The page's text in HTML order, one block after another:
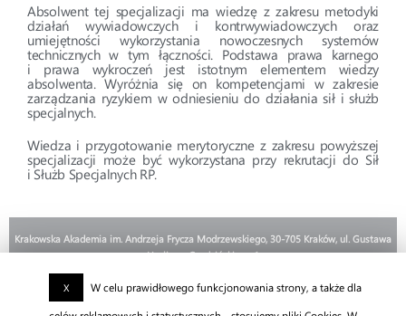
Absolwent tej specjalizacji ma wiedzę z zakresu metodyki
działań wywiadowczych i kontrwywiadowczych oraz
umiejętności wykorzystania nowoczesnych systemów
technicznych w tym łączności. Podstawa prawa karnego
i prawa wykroczeń jest istotnym elementem wiedzy
absolwenta. Wyróżnia się on kompetencjami w zakresie
zarządzania ryzykiem w odniesieniu do działania sił i służb
specjalnych.
Wiedza i przygotowanie merytoryczne z zakresu powyższej
specjalizacji może być wykorzystana przy rekrutacji do Sił
i Służb Specjalnych RP.
Krakowska Akademia im. Andrzeja Frycza Modrzewskiego, 30-705 Kraków, ul. Gustawa
Herlinga-Grudzińskiego 1
X
W celu prawidłowego funkcjonowania strony, a także dla